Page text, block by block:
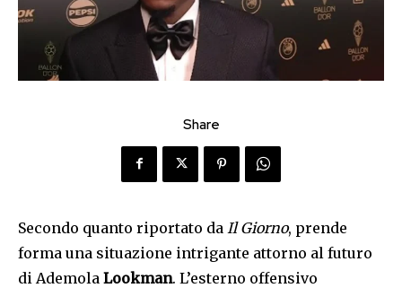
Share
Secondo quanto riportato da Il Giorno, prende
forma una situazione intrigante attorno al futuro
di Ademola Lookman. L’esterno offensivo